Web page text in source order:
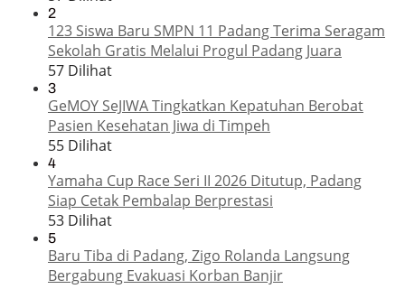
2
123 Siswa Baru SMPN 11 Padang Terima Seragam
Sekolah Gratis Melalui Progul Padang Juara
57 Dilihat
3
GeMOY SeJIWA Tingkatkan Kepatuhan Berobat
Pasien Kesehatan Jiwa di Timpeh
55 Dilihat
4
Yamaha Cup Race Seri II 2026 Ditutup, Padang
Siap Cetak Pembalap Berprestasi
53 Dilihat
5
Baru Tiba di Padang, Zigo Rolanda Langsung
Bergabung Evakuasi Korban Banjir